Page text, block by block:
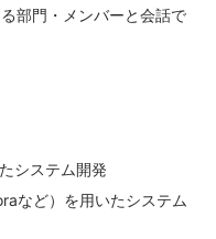
部門・メンバーと会話で
システム開発
など）を用いたシステム